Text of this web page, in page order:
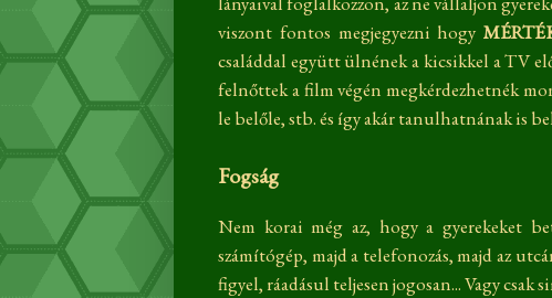
viszont fontos megjegyezni hogy
családdal együtt ülnének a kicsikkel a TV
felnőttek a film végén megkérdezhetnék
le belőle, stb. és így akár tanulhatnának is
Fogság
Nem korai még az, hogy a gyerekeket
számítógép, majd a telefonozás, majd az
figyel, ráadásul teljesen jogosan... Vagy